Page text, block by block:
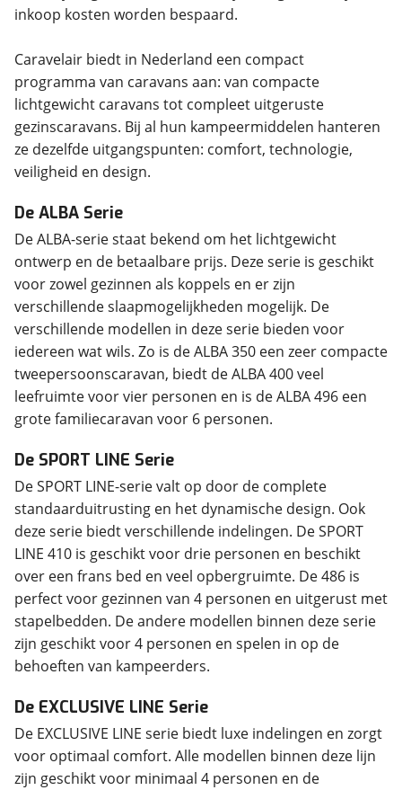
inkoop kosten worden bespaard.
Caravelair biedt in Nederland een compact
programma van caravans aan: van compacte
lichtgewicht caravans tot compleet uitgeruste
gezinscaravans. Bij al hun kampeermiddelen hanteren
ze dezelfde uitgangspunten: comfort, technologie,
veiligheid en design.
De ALBA Serie
De ALBA-serie staat bekend om het lichtgewicht
ontwerp en de betaalbare prijs. Deze serie is geschikt
voor zowel gezinnen als koppels en er zijn
verschillende slaapmogelijkheden mogelijk. De
verschillende modellen in deze serie bieden voor
iedereen wat wils. Zo is de ALBA 350 een zeer compacte
tweepersoonscaravan, biedt de ALBA 400 veel
leefruimte voor vier personen en is de ALBA 496 een
grote familiecaravan voor 6 personen.
De SPORT LINE Serie
De SPORT LINE-serie valt op door de complete
standaarduitrusting en het dynamische design. Ook
deze serie biedt verschillende indelingen. De SPORT
LINE 410 is geschikt voor drie personen en beschikt
over een frans bed en veel opbergruimte. De 486 is
perfect voor gezinnen van 4 personen en uitgerust met
stapelbedden. De andere modellen binnen deze serie
zijn geschikt voor 4 personen en spelen in op de
behoeften van kampeerders.
De EXCLUSIVE LINE Serie
De EXCLUSIVE LINE serie biedt luxe indelingen en zorgt
voor optimaal comfort. Alle modellen binnen deze lijn
zijn geschikt voor minimaal 4 personen en de